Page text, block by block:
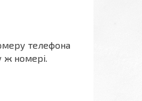
телефона
ж номері.